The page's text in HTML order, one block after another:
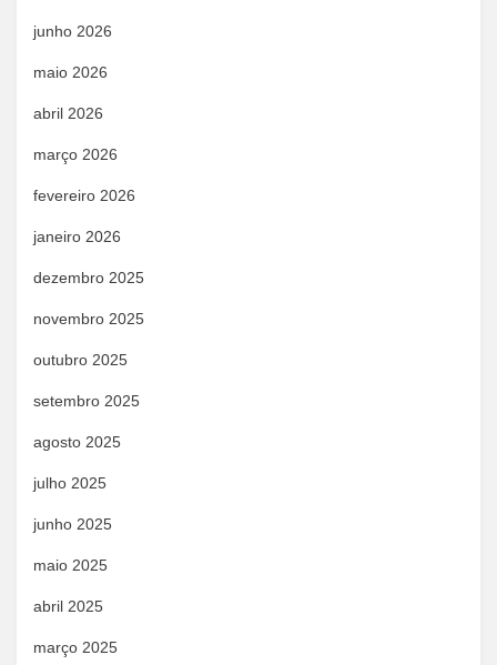
junho 2026
maio 2026
abril 2026
março 2026
fevereiro 2026
janeiro 2026
dezembro 2025
novembro 2025
outubro 2025
setembro 2025
agosto 2025
julho 2025
junho 2025
maio 2025
abril 2025
março 2025